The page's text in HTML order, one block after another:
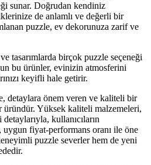
sunar. Doğrudan kendiniz
de anlamlı ve değerli bir
puzzle, ev dekorunuza zarif ve
tasarımlarda birçok puzzle seçeneği
bu ürünler, evinizin atmosferini
keyifli hale getirir.
detaylara önem veren ve kaliteli bir
üründür. Yüksek kaliteli malzemeleri,
kullanıcıların
uygun fiyat-performans oranı ile öne
puzzle severler hem de yeni